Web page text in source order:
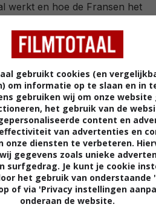
werkt en hoe de Fransen het
Land
.
,Émilie Dequenne, André
Anne Marivin,Cyril Descours,
,Guillaume Gouix,Patrick
, Stéphane Caillard,Michel
Talpaert, Coline
Thibault Roux, Julien Roy,Mateo
gebruikt cookies (en
om informatie op te slaan en in
gebruiken wij om onze website
het gebruik van de
content en
van advertenties en
onze diensten te verbeteren.
gegevens zoals unieke
surfgedrag. Je kunt je cookie
het gebruik van onderstaande
of via 'Privacy instellingen
onderaan de website.